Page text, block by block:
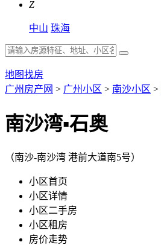
Z
中山 珠海
地图找房
广州房产网 > 广州小区 > 南沙小区 >
南沙湾▪石奥
（南沙-南沙湾 港前大道南5号）
小区首页
小区详情
小区二手房
小区租房
房价走势